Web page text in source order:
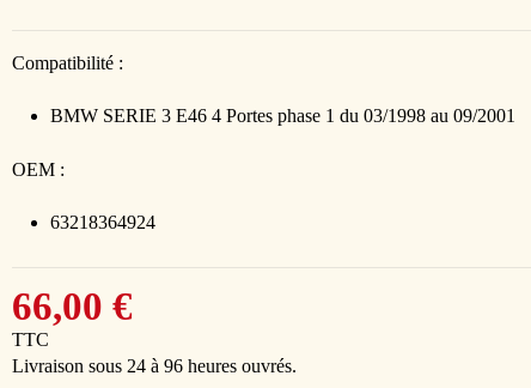
Compatibilité :
BMW SERIE 3 E46 4 Portes phase 1 du 03/1998 au 09/2001
OEM :
63218364924
66,00 €
TTC
Livraison sous 24 à 96 heures ouvrés.